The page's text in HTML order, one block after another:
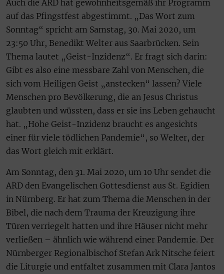
Auch die ARD hat gewohnheitsgemäß ihr Programm
auf das Pfingstfest abgestimmt. „Das Wort zum
Sonntag“ spricht am Samstag, 30. Mai 2020, um
23:50 Uhr, Benedikt Welter aus Saarbrücken. Sein
Thema lautet „Geist-Inzidenz“. Er fragt sich darin:
Gibt es also eine messbare Zahl von Menschen, die
sich vom Heiligen Geist „anstecken“ lassen? Viele
Menschen pro Bevölkerung, die an Jesus Christus
glaubten und wüssten, dass er sie ins Leben gehaucht
hat. „Hohe Geist-Inzidenz braucht es angesichts
einer für viele tödlichen Pandemie“, so Welter, der
das Wort gleich mit erklärt.
Am Sonntag, den 31. Mai 2020, um 10 Uhr sendet die
ARD den Evangelischen Gottesdienst aus St. Egidien
in Nürnberg. Er hat zum Thema die Menschen in der
Bibel, die nach dem Trauma der Kreuzigung ihre
Türen verriegelt hatten und ihre Häuser nicht mehr
verließen – ähnlich wie während einer Pandemie. Der
Nürnberger Regionalbischof Stefan Ark Nitsche feiert
die Liturgie und entfaltet zusammen mit Clara Jantos